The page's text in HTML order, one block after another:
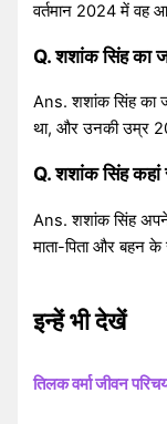
वर्तमान 2024 में वह
Q. शशांक सिंह का
Ans. शशांक सिंह का
था, और उनकी उम्र
Q. शशांक सिंह कहां
Ans. शशांक सिंह
माता-पिता और बहन
इन्हें भी देखें
तिलक वर्मा जीवन